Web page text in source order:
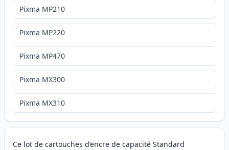
Ce lot de cartouches d’encre de capacité Standard
Pixma MP210
Pixma MP220
Pixma MP470
Pixma MX300
Pixma MX310